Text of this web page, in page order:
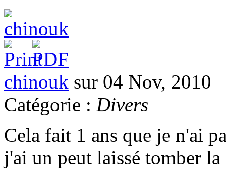
chinouk sur 04 Nov, 2010
Catégorie : Divers
Cela fait 1 ans que je n'ai
j'ai un peut laissé tomber